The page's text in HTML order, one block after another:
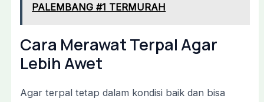
PALEMBANG #1 TERMURAH
Cara Merawat Terpal Agar
Lebih Awet
Agar terpal tetap dalam kondisi baik dan bisa